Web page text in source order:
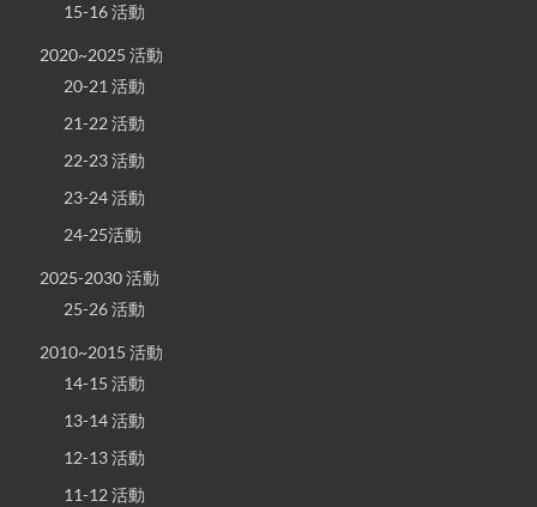
15-16 活動
2020~2025 活動
20-21 活動
21-22 活動
22-23 活動
23-24 活動
24-25活動
2025-2030 活動
25-26 活動
2010~2015 活動
14-15 活動
13-14 活動
12-13 活動
11-12 活動